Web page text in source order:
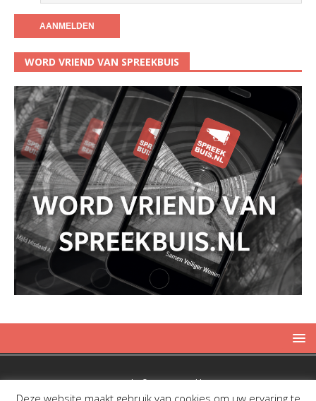
WORD VRIEND VAN SPREEKBUIS
Copyright © 2019 Spreekbuis